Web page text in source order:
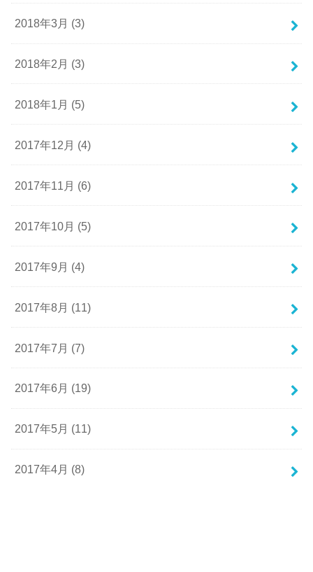
2018年3月 (3)
2018年2月 (3)
2018年1月 (5)
2017年12月 (4)
2017年11月 (6)
2017年10月 (5)
2017年9月 (4)
2017年8月 (11)
2017年7月 (7)
2017年6月 (19)
2017年5月 (11)
2017年4月 (8)